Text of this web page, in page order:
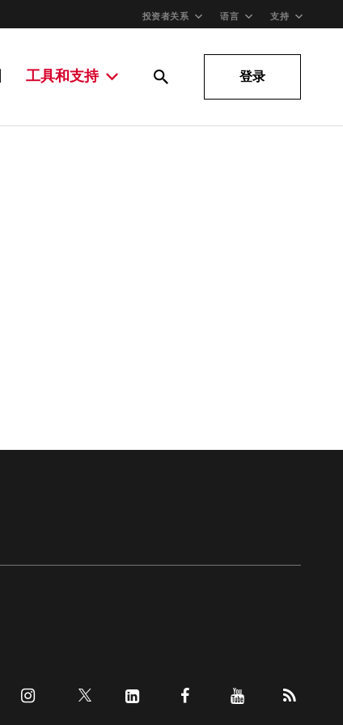
投资者关系 语言 支持
工具和支持 登录